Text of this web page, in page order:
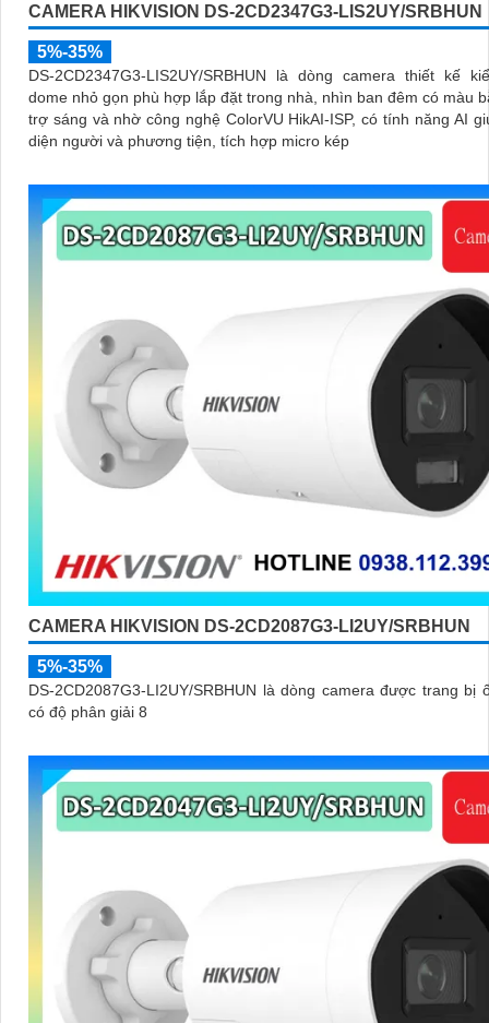
CAMERA HIKVISION DS-2CD2347G3-LIS2UY/SRBHUN
5%-35%
DS-2CD2347G3-LIS2UY/SRBHUN là dòng camera thiết kế
dome nhỏ gọn phù hợp lắp đặt trong nhà, nhìn ban đêm có màu
trợ sáng và nhờ công nghệ ColorVU HikAI-ISP, có tính năng AI
diện người và phương tiện, tích hợp micro kép
CAMERA HIKVISION DS-2CD2087G3-LI2UY/SRBHUN
5%-35%
DS-2CD2087G3-LI2UY/SRBHUN là dòng camera được trang bị
có độ phân giải 8